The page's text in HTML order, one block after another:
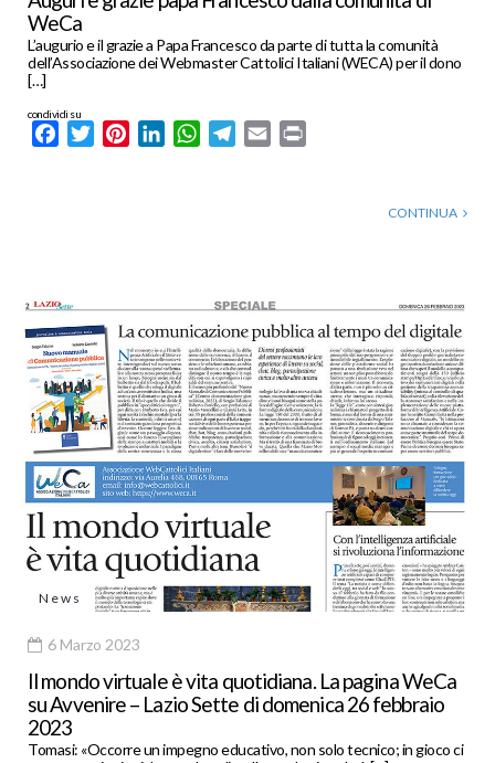
WeCa
L’augurio e il grazie a Papa Francesco da parte di tutta la comunità
dell’Associazione dei Webmaster Cattolici Italiani (WECA) per il dono
[…]
condividi su
FacebookTwitterPinterestLinkedInWhatsApp
Telegram
Email
CONTINUA
News
6 Marzo 2023
Il mondo virtuale è vita quotidiana. La pagina WeCa
su Avvenire – Lazio Sette di domenica 26 febbraio
2023
Tomasi: «Occorre un impegno educativo, non solo tecnico; in gioco ci